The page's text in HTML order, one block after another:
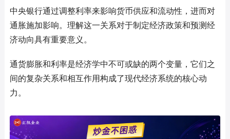
中央银行通过调整利率来影响货币供应和流动性，进而对
通胀施加影响。理解这一关系对于制定经济政策和预测经
济动向具有重要意义。
通货膨胀和利率是经济学中不可或缺的两个变量，它们之
间的复杂关系和相互作用构成了现代经济系统的核心动
力。